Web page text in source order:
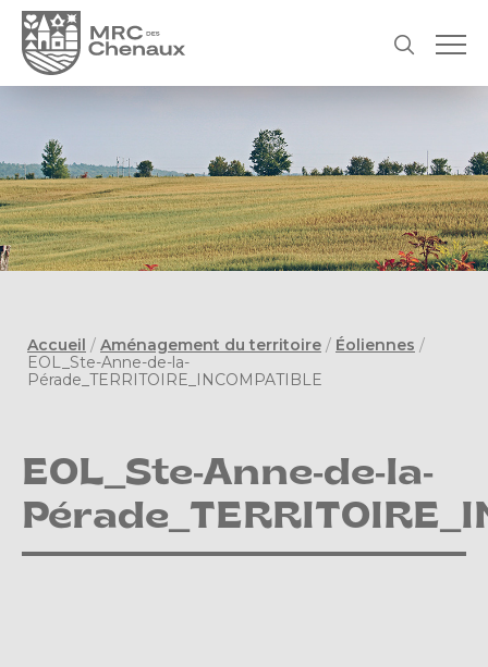
Accueil / Aménagement du territoire / Éoliennes /
EOL_Ste-Anne-de-la-
Pérade_TERRITOIRE_INCOMPATIBLE
EOL_Ste-Anne-de-la-